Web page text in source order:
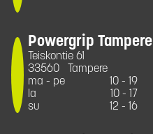
Powergrip Tampere
Teiskontie 61
33560
Tampere
ma - pe
10 - 19
la
10 - 17
su
12 - 16